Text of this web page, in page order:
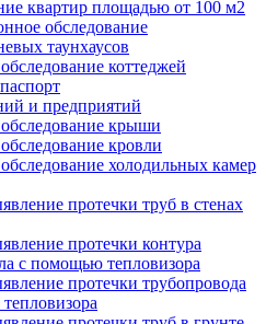
квартир площадью от 100 м2
обследование
таунхаусов
коттеджей
и предприятий
крыши
кровли
холодильных камер
протечки труб в стенах
протечки контура
с помощью тепловизора
протечки трубопровода